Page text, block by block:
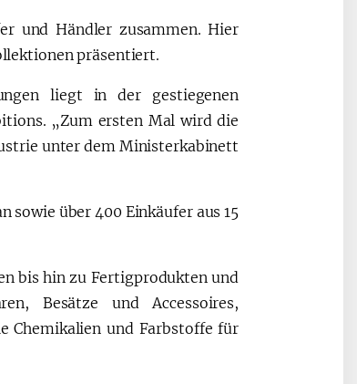
видеоселектор
йиғилишлари
und Händler zusammen. Hier
präsentiert.
liegt in der gestiegenen
„Zum ersten Mal wird die
unter dem Ministerkabinett
sowie über 400 Einkäufer aus 15
bis hin zu Fertigprodukten und
Besätze und Accessoires,
Chemikalien und Farbstoffe für